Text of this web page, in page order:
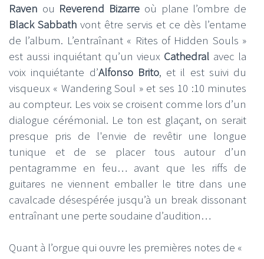
Raven ou Reverend Bizarre où plane l’ombre de
Black Sabbath vont être servis et ce dès l’entame
de l’album. L’entraînant « Rites of Hidden Souls »
est aussi inquiétant qu’un vieux Cathedral avec la
voix inquiétante d’Alfonso Brito, et il est suivi du
visqueux « Wandering Soul » et ses 10 :10 minutes
au compteur. Les voix se croisent comme lors d’un
dialogue cérémonial. Le ton est glaçant, on serait
presque pris de l'envie de revêtir une longue
tunique et de se placer tous autour d’un
pentagramme en feu… avant que les riffs de
guitares ne viennent emballer le titre dans une
cavalcade désespérée jusqu’à un break dissonant
entraînant une perte soudaine d’audition…
Quant à l’orgue qui ouvre les premières notes de «